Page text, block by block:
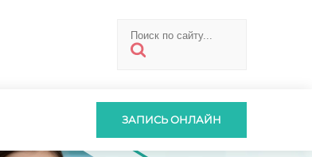
ЗАПИСЬ ОНЛАЙН